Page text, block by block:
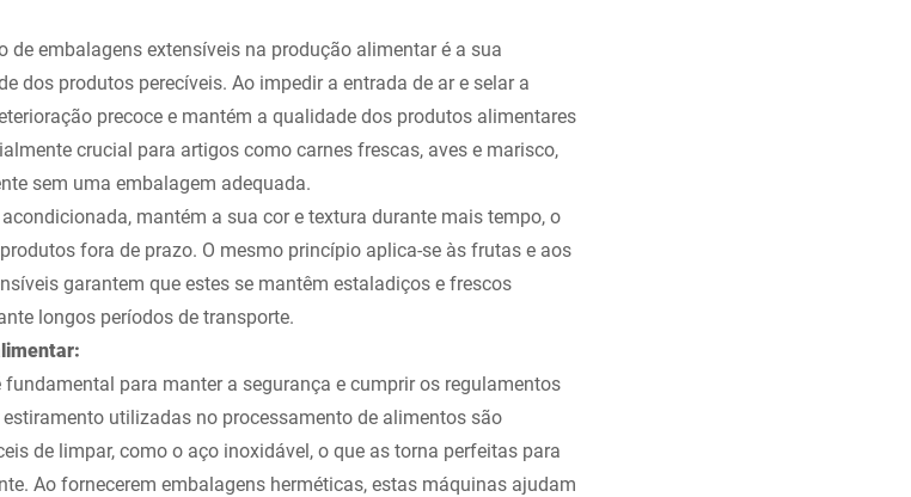
embalagens extensíveis na produção alimentar é a sua
dos produtos perecíveis. Ao impedir a entrada de ar e selar a
precoce e mantém a qualidade dos produtos alimentares
crucial para artigos como carnes frescas, aves e marisco,
sem uma embalagem adequada.
mantém a sua cor e textura durante mais tempo, o
fora de prazo. O mesmo princípio aplica-se às frutas e aos
garantem que estes se mantêm estaladiços e frescos
longos períodos de transporte.
para manter a segurança e cumprir os regulamentos
utilizadas no processamento de alimentos são
de limpar, como o aço inoxidável, o que as torna perfeitas para
Ao fornecerem embalagens herméticas, estas máquinas ajudam